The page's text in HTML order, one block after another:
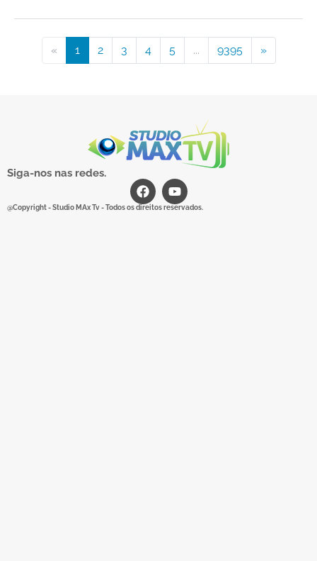
« 1 2 3 4 5 ... 9395 »
Siga-nos nas redes.
@Copyright - Studio MAx Tv - Todos os direitos reservados.